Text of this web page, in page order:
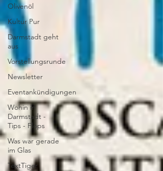
Olivenöl
Kultur Pur
Darmstadt geht
aus
Vorstellungsrunde
Newsletter
Eventankündigungen
Wohin in
Darmstadt -
Tips - Flops
Was war gerade
im Glas
TextTiger